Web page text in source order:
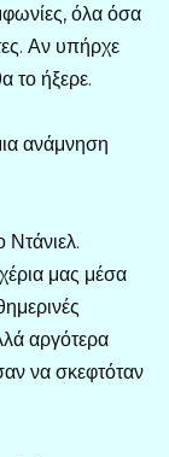
όλα όσα
Αν υπήρχε
το ήξερε.
ανάμνηση
μας μέσα
αργότερα
να σκεφτόταν